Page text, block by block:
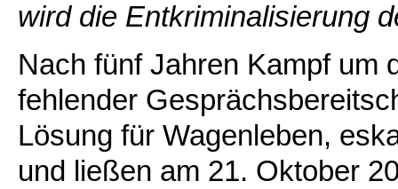
wird die Entkriminalisierung
Nach fünf Jahren Kampf um
fehlender
Lösung für Wagenleben,
und ließen am 21. Oktober